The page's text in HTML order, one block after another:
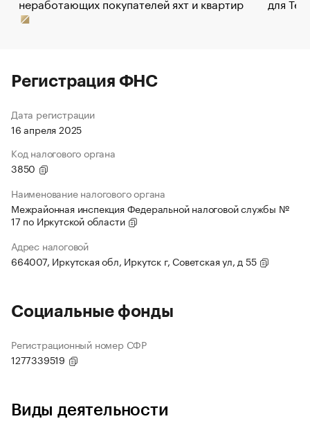
Регистрация ФНС
Дата регистрации
16 апреля 2025
Код налогового органа
3850
Наименование налогового органа
Межрайонная инспекция Федеральной налоговой службы №
17 по Иркутской области
Адрес налоговой
664007, Иркутская обл, Иркутск г, Советская ул, д 55
Социальные фонды
Регистрационный номер СФР
1277339519
Виды деятельности